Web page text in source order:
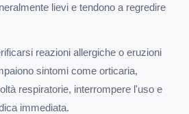
lievi e tendono a regredire
reazioni allergiche o eruzioni
sintomi come orticaria,
respiratorie, interrompere l'uso e
immediata.